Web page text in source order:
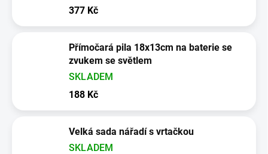
377 Kč
Přímočará pila 18x13cm na baterie se
zvukem se světlem
SKLADEM
188 Kč
Velká sada nářadí s vrtačkou
SKLADEM